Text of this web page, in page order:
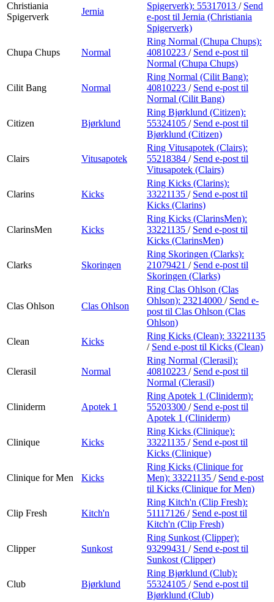
Christiania
Spigerverk
Jernia
Spigerverk): 55317013 / Send
e-post til Jernia (Christiania
Spigerverk)
Chupa Chups Normal
Ring Normal (Chupa Chups):
40810223 / Send e-post til
Normal (Chupa Chups)
Cilit Bang Normal
Ring Normal (Cilit Bang):
40810223 / Send e-post til
Normal (Cilit Bang)
Citizen Bjørklund
Ring Bjørklund (Citizen):
55324105 / Send e-post til
Bjørklund (Citizen)
Clairs Vitusapotek
Ring Vitusapotek (Clairs):
55218384 / Send e-post til
Vitusapotek (Clairs)
Clarins Kicks
Ring Kicks (Clarins):
33221135 / Send e-post til
Kicks (Clarins)
ClarinsMen Kicks
Ring Kicks (ClarinsMen):
33221135 / Send e-post til
Kicks (ClarinsMen)
Clarks Skoringen
Ring Skoringen (Clarks):
21079421 / Send e-post til
Skoringen (Clarks)
Clas Ohlson Clas Ohlson
Ring Clas Ohlson (Clas
Ohlson): 23214000 / Send e-
post til Clas Ohlson (Clas
Ohlson)
Clean
Kicks
Ring Kicks (Clean): 33221135
/ Send e-post til Kicks (Clean)
Clerasil Normal
Ring Normal (Clerasil):
40810223 / Send e-post til
Normal (Clerasil)
Cliniderm Apotek 1
Ring Apotek 1 (Cliniderm):
55203300 / Send e-post til
Apotek 1 (Cliniderm)
Clinique Kicks
Ring Kicks (Clinique):
33221135 / Send e-post til
Kicks (Clinique)
Clinique for Men Kicks
Ring Kicks (Clinique for
Men): 33221135 / Send e-post
til Kicks (Clinique for Men)
Clip Fresh Kitch'n
Ring Kitch'n (Clip Fresh):
51117126 / Send e-post til
Kitch'n (Clip Fresh)
Clipper Sunkost
Ring Sunkost (Clipper):
93299431 / Send e-post til
Sunkost (Clipper)
Club Bjørklund
Ring Bjørklund (Club):
55324105 / Send e-post til
Bjørklund (Club)